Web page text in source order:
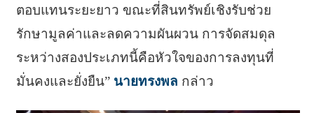
ตอบแทนระยะยาว ขณะที่สินทรัพย์เชิงรับช่วย
รักษามูลค่าและลดความผันผวน การจัดสมดุล
ระหว่างสองประเภทนี้คือหัวใจของการลงทุนที่
มั่นคงและยั่งยืน” นายทรงพล กล่าว